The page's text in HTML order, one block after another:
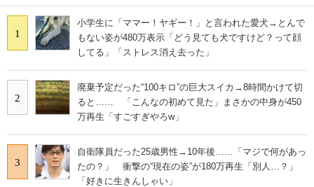
1
小学生に「ママー！ヤギー！」と言われた愛犬→とんで
もない姿が480万表示「どう見ても犬ですけど？って顔
してる」「ストレス消え去った」
2
廃棄予定だった“100キロ”の巨大スイカ→8時間かけて切
ると…… 「こんなの初めて見た」まさかの中身が450
万再生「すごすぎやろw」
3
自衛隊員だった25歳男性→10年後……「マジで何があっ
たの？」 衝撃の“現在の姿”が180万再生「別人…？」
「好きに生きんしゃい」